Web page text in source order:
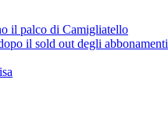
il palco di Camigliatello
il sold out degli abbonamenti